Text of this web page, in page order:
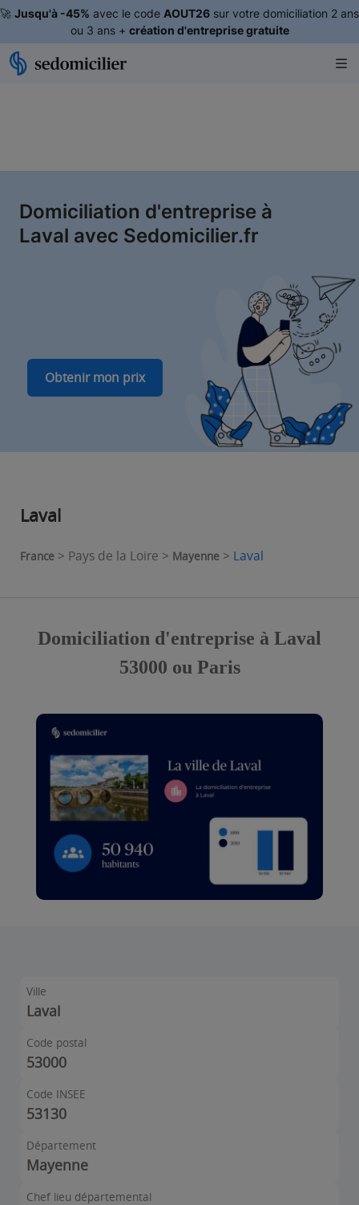
🚀 Jusqu'à -45% avec le code AOUT26 sur votre domiciliation 2 ans
ou 3 ans + création d'entreprise gratuite
Domiciliation d'entreprise à
Laval avec Sedomicilier.fr
Obtenir mon prix
Laval
France > Pays de la Loire > Mayenne > Laval
Domiciliation d'entreprise à Laval
53000 ou Paris
Ville
Laval
Code postal
53000
Code INSEE
53130
Département
Mayenne
Chef lieu départemental